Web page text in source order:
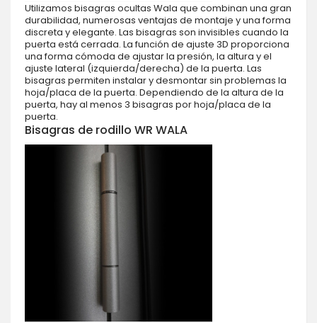
Utilizamos bisagras ocultas Wala que combinan una gran
durabilidad, numerosas ventajas de montaje y una forma
discreta y elegante. Las bisagras son invisibles cuando la
puerta está cerrada. La función de ajuste 3D proporciona
una forma cómoda de ajustar la presión, la altura y el
ajuste lateral (izquierda/derecha) de la puerta. Las
bisagras permiten instalar y desmontar sin problemas la
hoja/placa de la puerta. Dependiendo de la altura de la
puerta, hay al menos 3 bisagras por hoja/placa de la
puerta.
Bisagras de rodillo WR WALA